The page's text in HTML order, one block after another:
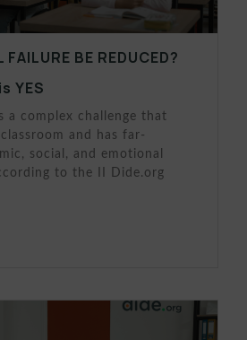
BE REDUCED?
YES
a complex challenge that
and has far-
social, and emotional
to the II Dide.org